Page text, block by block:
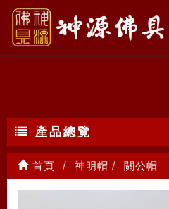
關公帽
產品總覽
首頁 神明帽 關公帽